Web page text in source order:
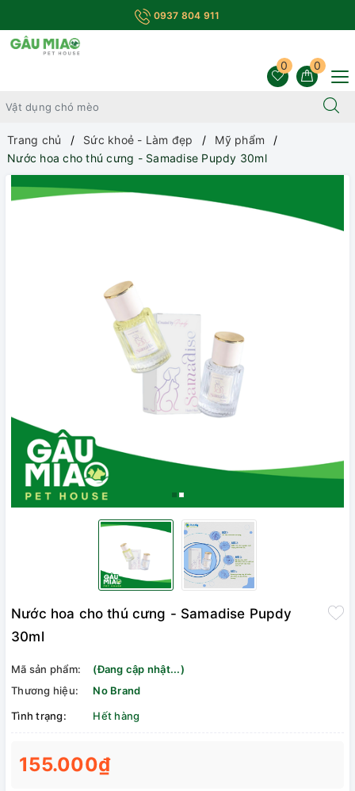
0937 804 911
0
0
Trang chủ Sức khoẻ - Làm đẹp
Mỹ phẩm
Nước hoa cho thú cưng - Samadise Pupdy 30ml
Nước hoa cho thú cưng - Samadise Pupdy
30ml
Mã sản phẩm:
(Đang cập nhật...)
Thương hiệu:
No Brand
Tình trạng:
Hết hàng
155.000₫